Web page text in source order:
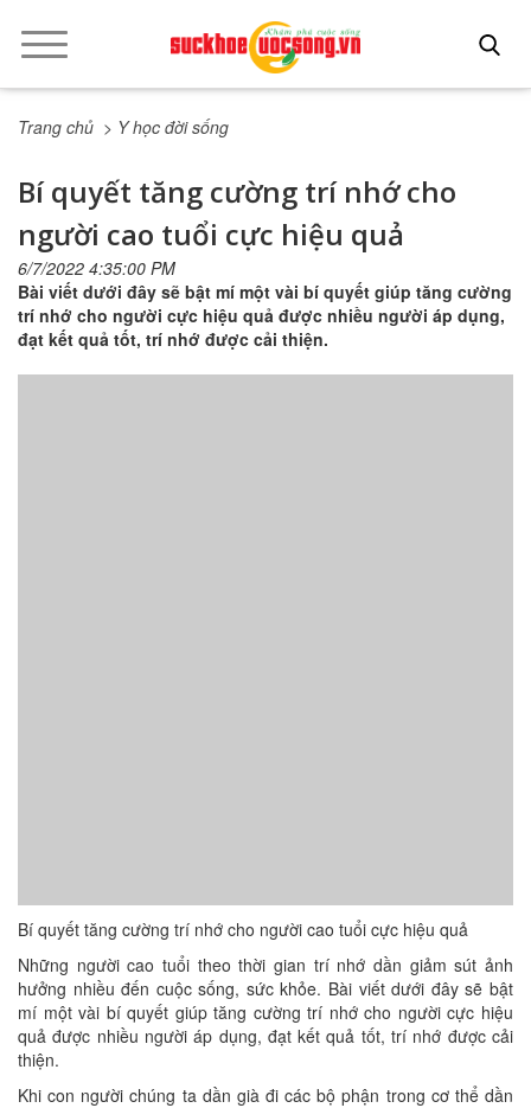
Trang chủ > Y học đời sống
Bí quyết tăng cường trí nhớ cho
người cao tuổi cực hiệu quả
6/7/2022 4:35:00 PM
Bài viết dưới đây sẽ bật mí một vài bí quyết giúp tăng cường
trí nhớ cho người cực hiệu quả được nhiều người áp dụng,
đạt kết quả tốt, trí nhớ được cải thiện.
Bí quyết tăng cường trí nhớ cho người cao tuổi cực hiệu quả
Những người cao tuổi theo thời gian trí nhớ dần giảm sút ảnh
hưởng nhiều đến cuộc sống, sức khỏe. Bài viết dưới đây sẽ bật
mí một vài bí quyết giúp tăng cường trí nhớ cho người cực hiệu
quả được nhiều người áp dụng, đạt kết quả tốt, trí nhớ được cải
thiện.
Khi con người chúng ta dần già đi các bộ phận trong cơ thể dần